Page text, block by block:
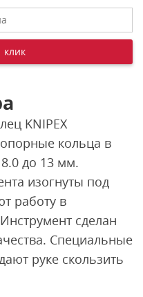
KNIPEX
кольца в
до 13 мм.
изогнуты под
работу в
сделан
Специальные
руке скользить